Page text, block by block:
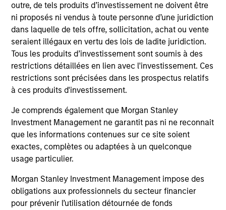
outre, de tels produits d’investissement ne doivent être
ni proposés ni vendus à toute personne d’une juridiction
dans laquelle de tels offre, sollicitation, achat ou vente
seraient illégaux en vertu des lois de ladite juridiction.
Tous les produits d’investissement sont soumis à des
restrictions détaillées en lien avec l'investissement. Ces
restrictions sont précisées dans les prospectus relatifs
à ces produits d'investissement.
Je comprends également que Morgan Stanley
Investment Management ne garantit pas ni ne reconnait
que les informations contenues sur ce site soient
exactes, complètes ou adaptées à un quelconque
usage particulier.
Morgan Stanley Investment Management impose des
obligations aux professionnels du secteur financier
pour prévenir l’utilisation détournée de fonds
Vidéo : Pourquoi investir dans la dette
des marchés émergents aujourd’hui ?
Stratégie, avantage concurrentiel et
opportunité à long terme
Si la dette des marchés émergents offre un
potentiel de revenu et de diversification
intéressant, les moteurs de performance
demeurent hétérogènes selon les pays et les
émetteurs. Matt Murphy revient sur l’objectif de
gestion des risques de la stratégie et sur les
raisons pour lesquelles le moment nous paraît
opportun pour investir. Regardez cette vidéo
pour en savoir plus.
20-APR-2026